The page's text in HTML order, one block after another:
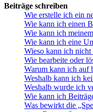
Beiträge schreiben
Wie erstelle ich ein
Wie kann ich einen
Wie kann ich
Wie kann ich eine
Wieso kann ich
Wie bearbeite oder
Warum kann ich auf
Weshalb kann ich
Weshalb wurde ich
Wie kann ich
Was bewirkt die